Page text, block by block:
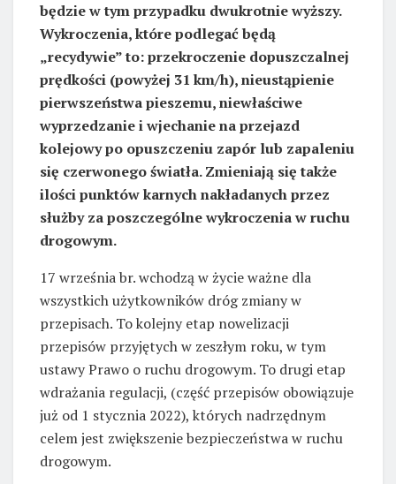
będzie w tym przypadku dwukrotnie wyższy.
Wykroczenia, które podlegać będą
„recydywie” to: przekroczenie dopuszczalnej
prędkości (powyżej 31 km/h), nieustąpienie
pierwszeństwa pieszemu, niewłaściwe
wyprzedzanie i wjechanie na przejazd
kolejowy po opuszczeniu zapór lub zapaleniu
się czerwonego światła. Zmieniają się także
ilości punktów karnych nakładanych przez
służby za poszczególne wykroczenia w ruchu
drogowym.
17 września br. wchodzą w życie ważne dla
wszystkich użytkowników dróg zmiany w
przepisach. To kolejny etap nowelizacji
przepisów przyjętych w zeszłym roku, w tym
ustawy Prawo o ruchu drogowym. To drugi etap
wdrażania regulacji, (część przepisów obowiązuje
już od 1 stycznia 2022), których nadrzędnym
celem jest zwiększenie bezpieczeństwa w ruchu
drogowym.